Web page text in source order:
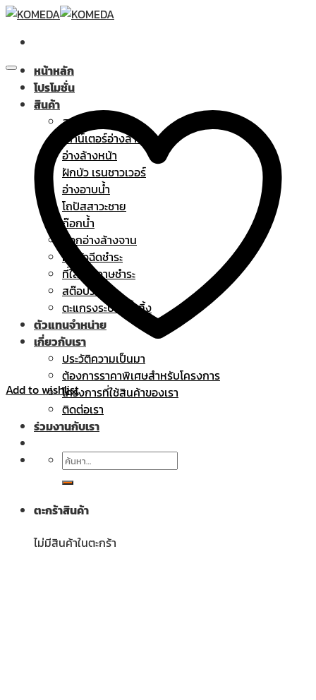
Skip
content
หน้าหลัก
โปรโมชั่น
สินค้า
สุขภัณฑ์
เคาน์เตอร์อ่างล้างหน้า
อ่างล้างหน้า
ฝักบัว เรนชาวเวอร์
อ่างอาบน้ำ
โถปัสสาวะชาย
ก๊อกน้ำ
ก๊อกอ่างล้างจาน
ฝักบัวฉีดชำระ
ที่ใส่กระดาษชำระ
สต๊อปวาล์ว
ตะแกรงระบายน้ำทิ้ง
ตัวแทนจำหน่าย
เกี่ยวกับเรา
ประวัติความเป็นมา
ต้องการราคาพิเศษสำหรับโครงการ
โครงการที่ใช้สินค้าของเรา
ติดต่อเรา
ร่วมงานกับเรา
ค้นหา:
ตะกร้าสินค้า
ไม่มีสินค้าในตะกร้า
Add to wishlist